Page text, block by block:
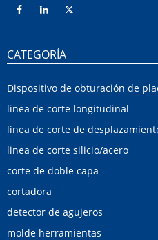
CATEGORÍA
linea de corte longitudinal
linea de corte de
linea de corte silicio/acero
corte de doble capa
cortadora
detector de agujeros
molde herramientas